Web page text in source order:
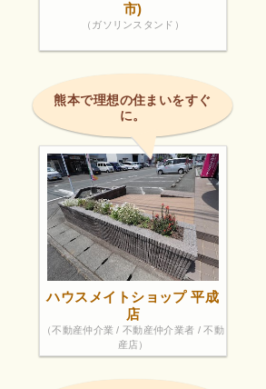
市)
（ガソリンスタンド）
熊本で理想の住まいをすぐ
に。
ハウスメイトショップ 平成
店
（不動産仲介業 / 不動産仲介業者 / 不動
産店）